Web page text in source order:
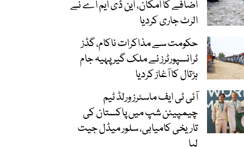
اضافے کا امکان، این ڈی ایم اے نے
الرٹ جاری کردیا
حکومت سے مذاکرات ناکام، گڈز
ٹرانسپورٹرز نے ملک گیر پہیہ جام
ہڑتال کا آغاز کردیا
آئی ٹی ایف ماسٹرز ورلڈ ٹیم
چیمپیئن شپ میں پاکستان کی
تاریخی کامیابی، سلور میڈل جیت